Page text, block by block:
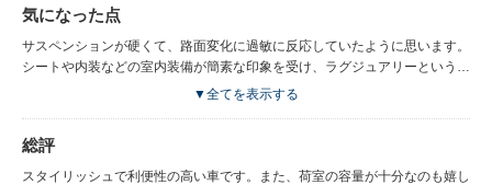
気になった点
サスペンションが硬くて、路面変化に過敏に反応していたように思います。
シートや内装などの室内装備が簡素な印象を受け、ラグジュアリーという点
▼全てを表示する
総評
スタイリッシュで利便性の高い車です。また、荷室の容量が十分なのも嬉し